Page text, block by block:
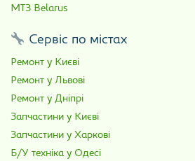
МТЗ Belarus
Сервіс по містах
Ремонт у Києві
Ремонт у Львові
Ремонт у Дніпрі
Запчастини у Києві
Запчастини у Харкові
Б/У техніка у Одесі